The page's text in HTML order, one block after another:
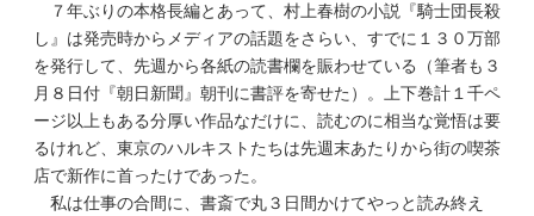
７年ぶりの本格長編とあって、村上春樹の小説『騎士団長殺
し』は発売時からメディアの話題をさらい、すでに１３０万部
を発行して、先週から各紙の読書欄を賑わせている（筆者も３
月８日付『朝日新聞』朝刊に書評を寄せた）。上下巻計１千ペ
ージ以上もある分厚い作品なだけに、読むのに相当な覚悟は要
るけれど、東京のハルキストたちは先週末あたりから街の喫茶
店で新作に首ったけであった。
私は仕事の合間に、書斎で丸３日間かけてやっと読み終え